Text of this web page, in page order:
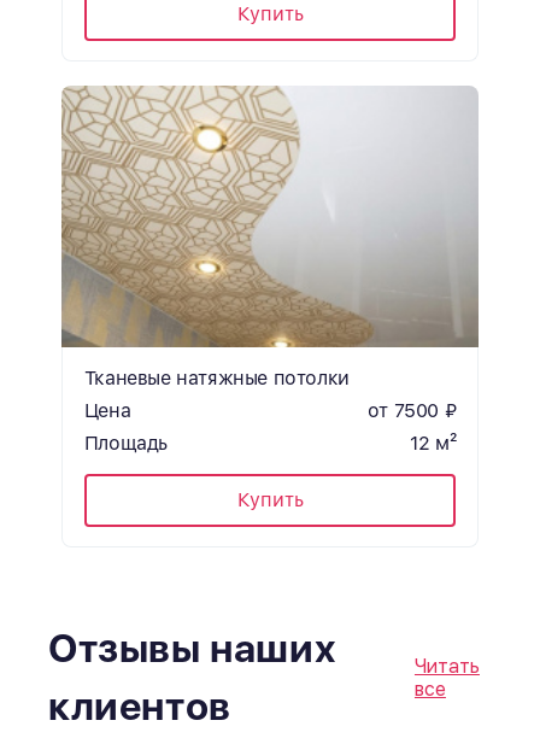
Купить
Тканевые натяжные потолки
Цена
от 7500 ₽
Площадь
12 м²
Купить
Отзывы наших
клиентов
Читать
все